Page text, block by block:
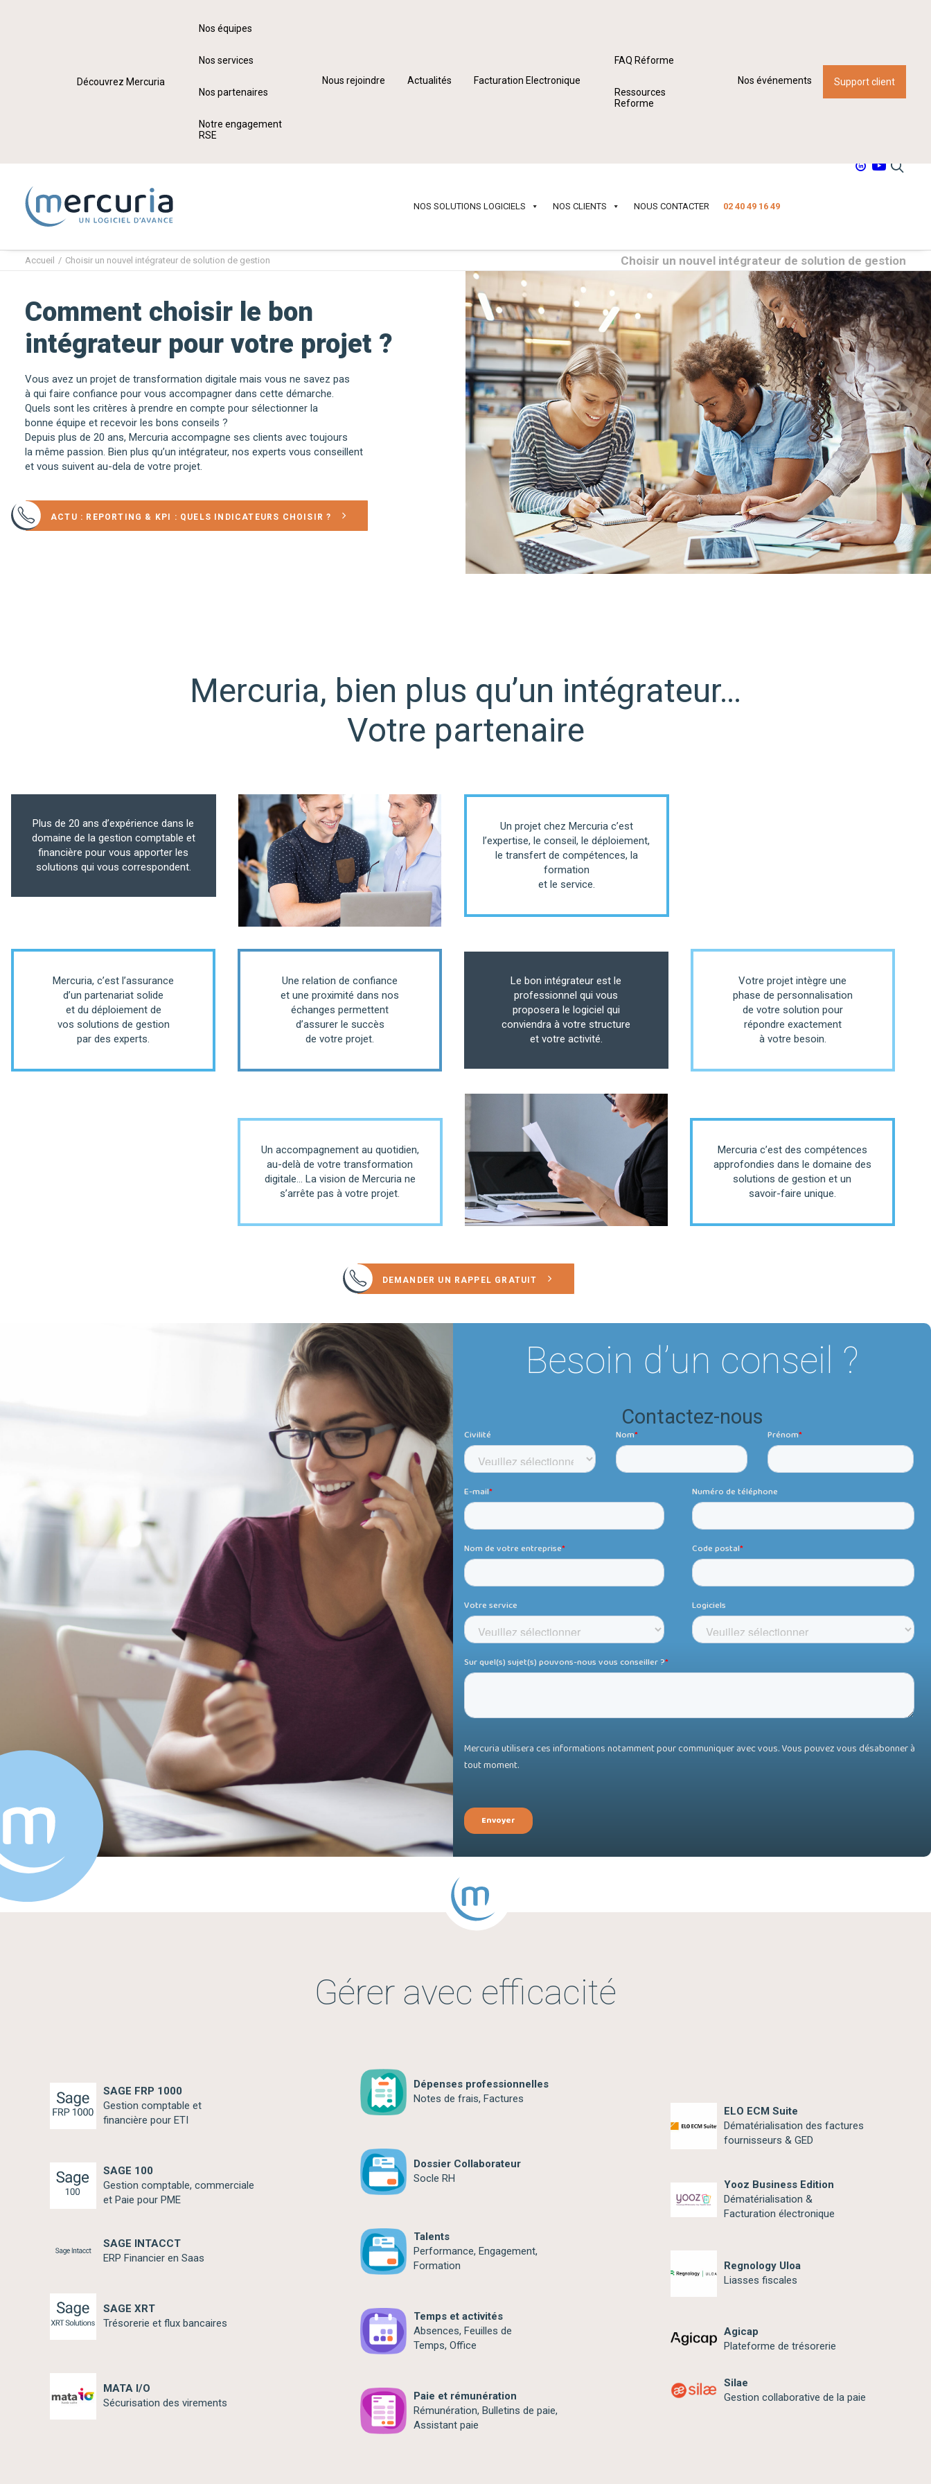
Découvrez Mercuria
Nos équipes
Nos services
Nos partenaires
Notre engagement
RSE
Nous rejoindre Actualités Facturation Electronique
FAQ Réforme
Ressources
Reforme
Nos événements Support client
NOS SOLUTIONS LOGICIELS NOS CLIENTS NOUS CONTACTER 02 40 49 16 49
Choisir un nouvel intégrateur de solution de gestion
Accueil Choisir un nouvel intégrateur de solution de gestion
Comment choisir le bon
intégrateur pour votre projet ?
Vous avez un projet de transformation digitale mais vous ne savez pas
à qui faire confiance pour vous accompagner dans cette démarche.
Quels sont les critères à prendre en compte pour sélectionner la
bonne équipe et recevoir les bons conseils ?
Depuis plus de 20 ans, Mercuria accompagne ses clients avec toujours
la même passion. Bien plus qu’un intégrateur, nos experts vous conseillent
et vous suivent au-dela de votre projet.
ACTU : REPORTING & KPI : QUELS INDICATEURS CHOISIR ?
Mercuria, bien plus qu’un intégrateur…
Votre partenaire
Plus de 20 ans d’expérience dans le
domaine de la gestion comptable et
financière pour vous apporter les
solutions qui vous correspondent.
Un projet chez Mercuria c’est
l’expertise, le conseil, le déploiement,
le transfert de compétences, la
formation
et le service.
Mercuria, c’est l’assurance
d’un partenariat solide
et du déploiement de
vos solutions de gestion
par des experts.
Une relation de confiance
et une proximité dans nos
échanges permettent
d’assurer le succès
de votre projet.
Le bon intégrateur est le
professionnel qui vous
proposera le logiciel qui
conviendra à votre structure
et votre activité.
Votre projet intègre une
phase de personnalisation
de votre solution pour
répondre exactement
à votre besoin.
Un accompagnement au quotidien,
au-delà de votre transformation
digitale… La vision de Mercuria ne
s’arrête pas à votre projet.
Mercuria c’est des compétences
approfondies dans le domaine des
solutions de gestion et un
savoir-faire unique.
DEMANDER UN RAPPEL GRATUIT
Besoin d’un conseil ?
Contactez-nous
Gérer avec efficacité
SAGE FRP 1000
Gestion comptable et
financière pour ETI
SAGE 100
Gestion comptable, commerciale
et Paie pour PME
SAGE INTACCT
ERP Financier en Saas
SAGE XRT
Trésorerie et flux bancaires
MATA I/O
Sécurisation des virements
Dépenses professionnelles
Notes de frais, Factures
Dossier Collaborateur
Socle RH
Talents
Performance, Engagement,
Formation
Temps et activités
Absences, Feuilles de
Temps, Office
Paie et rémunération
Rémunération, Bulletins de paie,
Assistant paie
ELO ECM Suite
Dématérialisation des factures
fournisseurs & GED
Yooz Business Edition
Dématérialisation &
Facturation électronique
Regnology Uloa
Liasses fiscales
Agicap
Plateforme de trésorerie
Silae
Gestion collaborative de la paie